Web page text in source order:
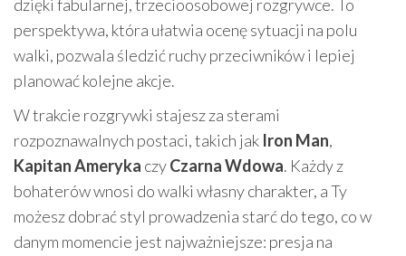
dzięki fabularnej, trzecioosobowej rozgrywce. To
perspektywa, która ułatwia ocenę sytuacji na polu
walki, pozwala śledzić ruchy przeciwników i lepiej
planować kolejne akcje.
W trakcie rozgrywki stajesz za sterami
rozpoznawalnych postaci, takich jak Iron Man,
Kapitan Ameryka czyCzarna Wdowa. Każdy z
bohaterów wnosi do walki własny charakter, a Ty
możesz dobrać styl prowadzenia starć do tego, co w
danym momencie jest najważniejsze: presja na